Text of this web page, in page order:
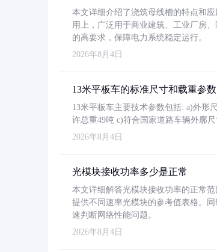
本文详细介绍了浇筑母线槽的特点和
用上，广泛用于商业建筑、工业厂房
的高要求，保障电力系统稳定运行。
2026年8月4日
13米平板车的标准尺寸和载重参数
13米平板车主要技术参数包括: a)外形
许总重49吨 c)符合国家道路车辆外廓
2026年8月4日
光模块接收功率多少是正常
本文详细解答光模块接收功率的正常
提供不同速率光模块的参考值表格。
速判断网络性能问题。
2026年8月4日